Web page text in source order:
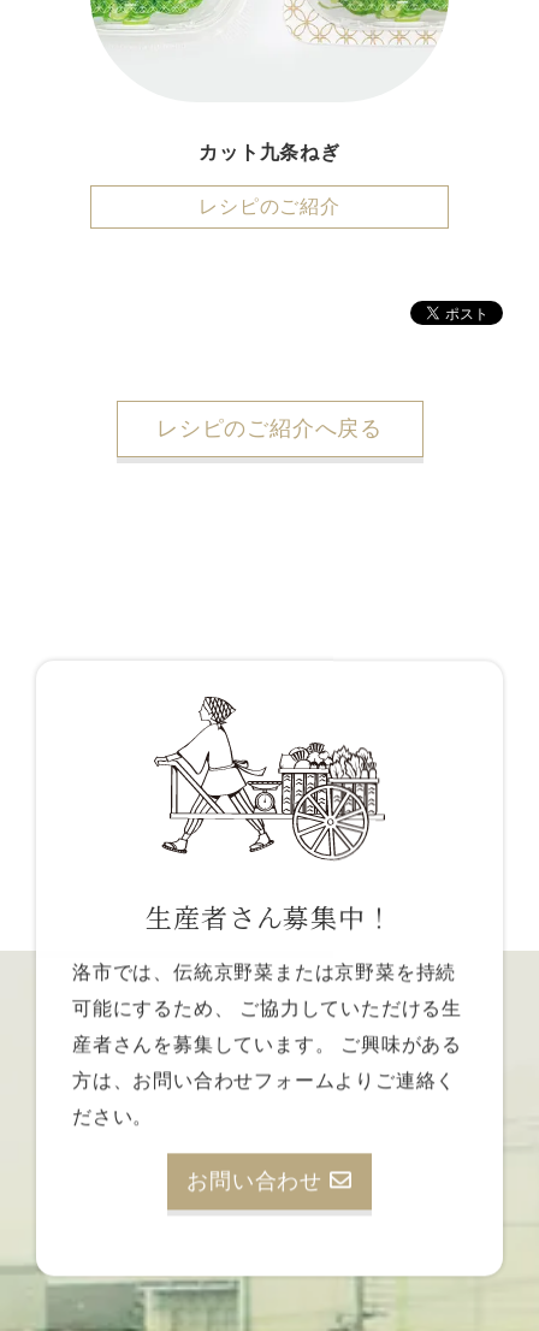
カット九条ねぎ
レシピのご紹介
レシピのご紹介へ戻る
生産者さん募集中！
洛市では、伝統京野菜または京野菜を持続
可能にするため、
ご協力していただける生
産者さんを募集しています。
ご興味がある
方は、お問い合わせフォームよりご連絡く
ださい。
お問い合わせ